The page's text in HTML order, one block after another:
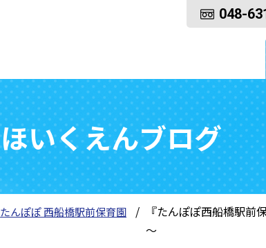
048-
ほいくえんブログ
たんぽぽ 西船橋駅前保育園
『たんぽぽ西船橋駅
～